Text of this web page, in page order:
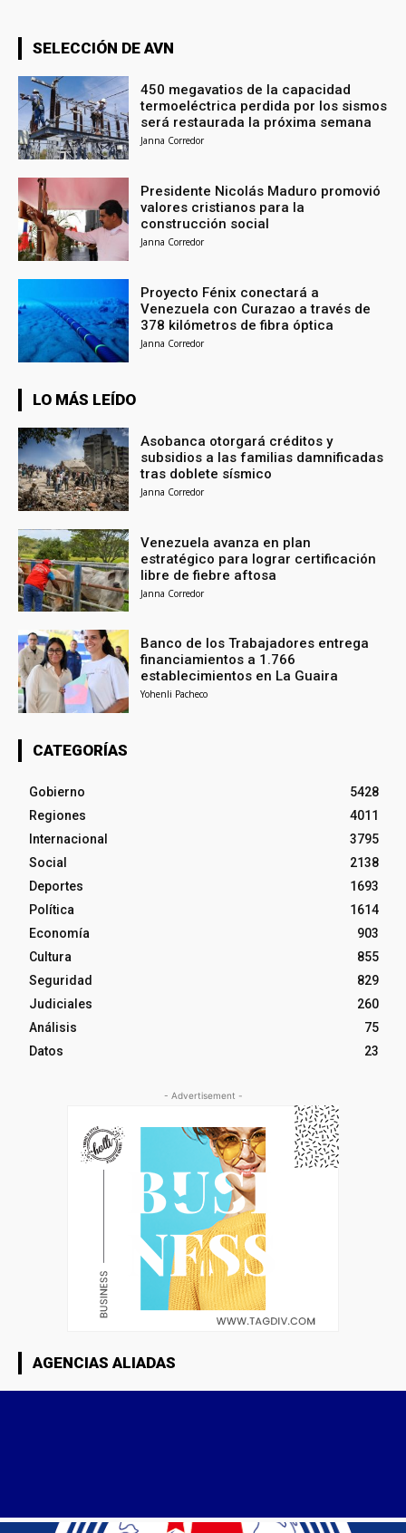
SELECCIÓN DE AVN
450 megavatios de la capacidad
termoeléctrica perdida por los sismos
será restaurada la próxima semana
Janna Corredor
Presidente Nicolás Maduro promovió
valores cristianos para la
construcción social
Janna Corredor
Proyecto Fénix conectará a
Venezuela con Curazao a través de
378 kilómetros de fibra óptica
Janna Corredor
LO MÁS LEÍDO
Asobanca otorgará créditos y
subsidios a las familias damnificadas
tras doblete sísmico
Janna Corredor
Venezuela avanza en plan
estratégico para lograr certificación
libre de fiebre aftosa
Janna Corredor
Banco de los Trabajadores entrega
financiamientos a 1.766
establecimientos en La Guaira
Yohenli Pacheco
CATEGORÍAS
Gobierno
5428
Regiones
4011
Internacional
3795
Social
2138
Deportes
1693
Política
1614
Economía
903
Cultura
855
Seguridad
829
Judiciales
260
Análisis
75
Datos
23
- Advertisement -
AGENCIAS ALIADAS